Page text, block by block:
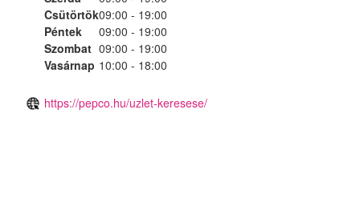
Csütörtök09:00 - 19:00
Péntek
09:00 - 19:00
Szombat 09:00 - 19:00
Vasárnap 10:00 - 18:00
https://pepco.hu/uzlet-keresese/